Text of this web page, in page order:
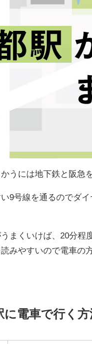
うには地下鉄と阪急
9号線を通るのでダ
まくいけば、20分程
みやすいので電車の
に電車で行く方